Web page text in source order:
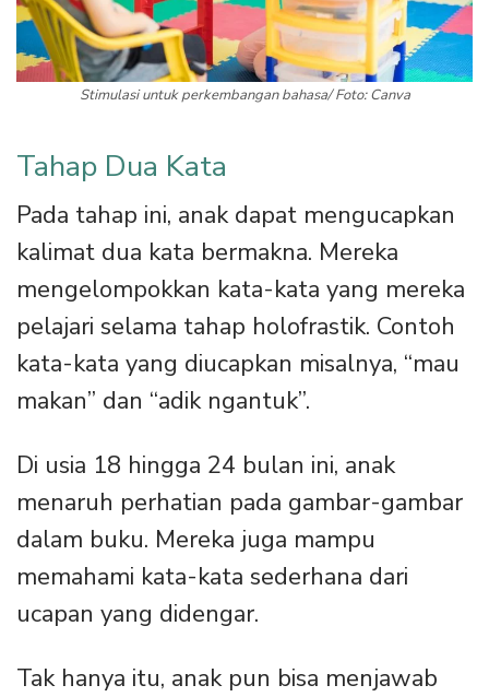
Stimulasi untuk perkembangan bahasa/ Foto: Canva
Tahap Dua Kata
Pada tahap ini, anak dapat mengucapkan
kalimat dua kata bermakna. Mereka
mengelompokkan kata-kata yang mereka
pelajari selama tahap holofrastik. Contoh
kata-kata yang diucapkan misalnya, “mau
makan” dan “adik ngantuk”.
Di usia 18 hingga 24 bulan ini, anak
menaruh perhatian pada gambar-gambar
dalam buku. Mereka juga mampu
memahami kata-kata sederhana dari
ucapan yang didengar.
Tak hanya itu, anak pun bisa menjawab